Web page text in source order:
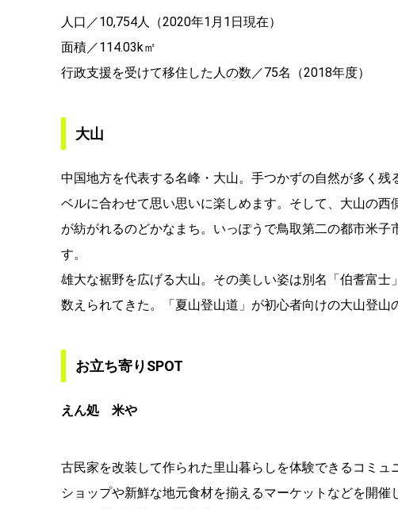
人口／10,754人（2020年1月1日現在）
面積／114.03k㎡
行政支援を受けて移住した人の数／75名（2018年度）
大山
中国地方を代表する名峰・大山。手つかずの自然が多く
ベルに合わせて思い思いに楽しめます。そして、大山の
が紡がれるのどかなまち。いっぽうで鳥取第二の都市米
す。
雄大な裾野を広げる大山。その美しい姿は別名「伯耆富
数えられてきた。「夏山登山道」が初心者向けの大山登山
お立ち寄りSPOT
えん処 米や
古民家を改装して作られた里山暮らしを体験できるコミ
ショップや新鮮な地元食材を揃えるマーケットなどを開